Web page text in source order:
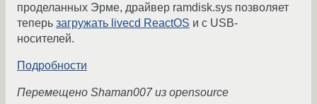
проделанных Эрме, драйвер ramdisk.sys позволяет
теперь загружать livecd ReactOS и c USB-
носителей.
Подробности
Перемещено Shaman007 из opensource